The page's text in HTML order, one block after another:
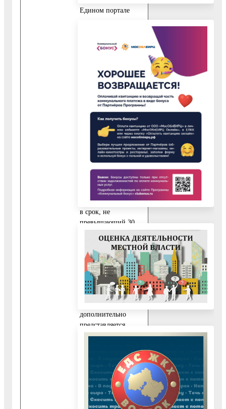
Едином портале
услуг и Портале
государственных и
услуг Московской
области, на
официальном сайте
Воскресенского
муниципального
района Московской
области в сети
Интернет, а также
по обращению
заявителя может
быть направлена на
адрес его
электронной почты
в срок, не
превышающий 30
В случае обращения
за оказанием
государственной
услуги
представителем
заявителя
дополнительно
представляется
документ,
его полномочия, а
также паспорт или
иной документ,
удостоверяющий
личность в